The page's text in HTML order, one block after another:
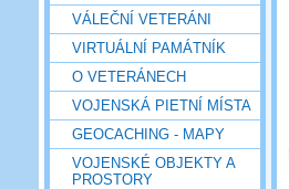
VÁLEČNÍ VETERÁNI
VIRTUÁLNÍ PAMÁTNÍK
O VETERÁNECH
VOJENSKÁ PIETNÍ MÍSTA
GEOCACHING - MAPY
VOJENSKÉ OBJEKTY A
PROSTORY